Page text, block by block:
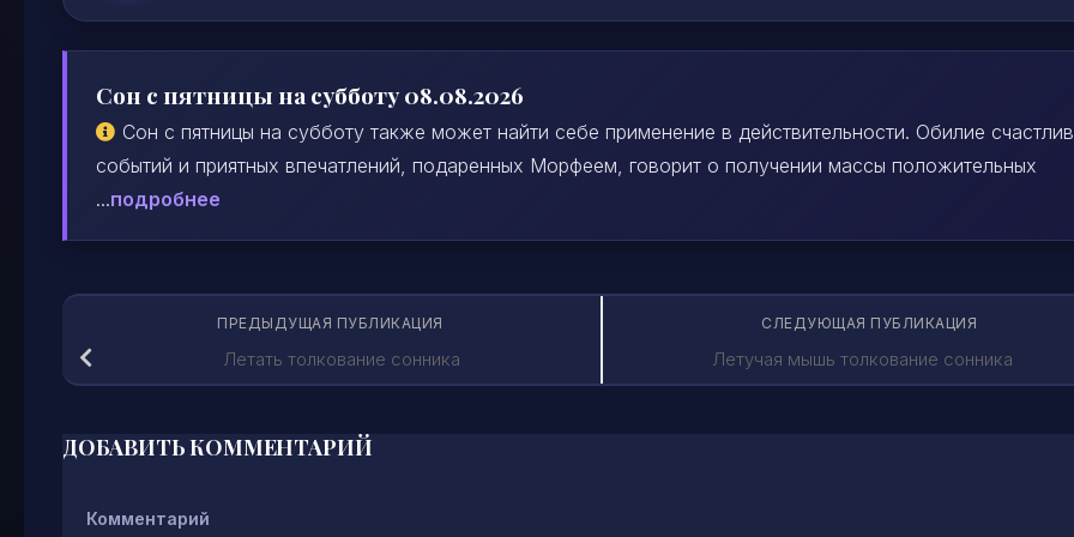
Сон с пятницы на субботу 08.08.2026
Сон с пятницы на субботу также может найти себе применение в действительности. Обилие
событий и приятных впечатлений, подаренных Морфеем, говорит о получении массы положительных
...подробнее
СЛЕДУЮЩАЯ ПУБЛИКАЦИЯ
Летучая мышь толкование сонника
ПРЕДЫДУЩАЯ ПУБЛИКАЦИЯ
Летать толкование сонника
ДОБАВИТЬ КОММЕНТАРИЙ
Комментарий